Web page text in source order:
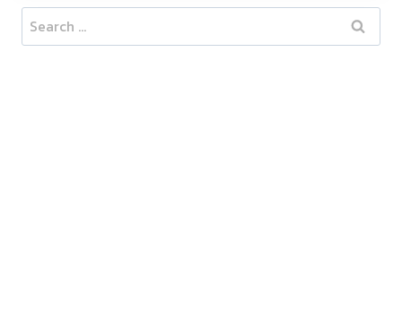
Search
for: